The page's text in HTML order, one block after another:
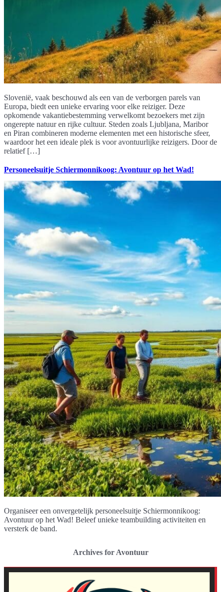
Slovenië, vaak beschouwd als een van de verborgen parels van
Europa, biedt een unieke ervaring voor elke reiziger. Deze
opkomende vakantiebestemming verwelkomt bezoekers met zijn
ongerepte natuur en rijke cultuur. Steden zoals Ljubljana, Maribor
en Piran combineren moderne elementen met een historische sfeer,
waardoor het een ideale plek is voor avontuurlijke reizigers. Door de
relatief […]
Personeelsuitje Schiermonnikoog: Avontuur op het Wad!
Organiseer een onvergetelijk personeelsuitje Schiermonnikoog:
Avontuur op het Wad! Beleef unieke teambuilding activiteiten en
versterk de band.
Archives for Avontuur